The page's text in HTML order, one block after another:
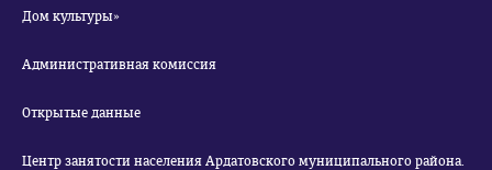
Дом культуры»
Административная комиссия
Открытые данные
Центр занятости населения Ардатовского муниципального района.